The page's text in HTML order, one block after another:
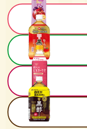
商品からレシピを探す
レシピ名特集
商品情報
商品カテゴリ